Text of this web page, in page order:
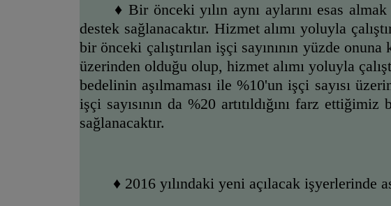
♦ Bir önceki yılın aynı aylarını esas
destek sağlanacaktır. Hizmet alımı yoluyla
bir önceki çalıştırılan işçi sayınının yüzde
üzerinden olduğu olup, hizmet alımı yoluyla
bedelinin aşılmaması ile %10'un işçi sayısı
işçi sayısının da %20 artıtıldığını farz
sağlanacaktır.
♦ 2016 yılındaki yeni açılacak işyerlerinde